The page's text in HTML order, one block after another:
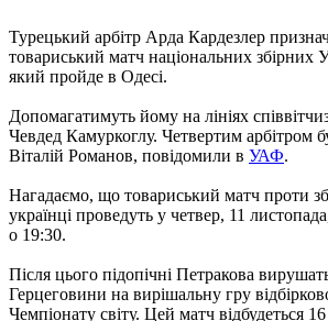
Турецький арбітр Арда Кардезлер
товариський матч національних збірних
який пройде в Одесі.
Допомагатимуть йому на лініях
Чевдед Камуркоглу. Четвертим арбітром
Віталій Романов, повідомили в УАФ.
Нагадаємо, що товариський матч проти
українці проведуть у четвер, 11
о 19:30.
Після цього підопічні Петракова
Герцеговини на вирішальну гру
Чемпіонату світу. Цей матч відбудеться